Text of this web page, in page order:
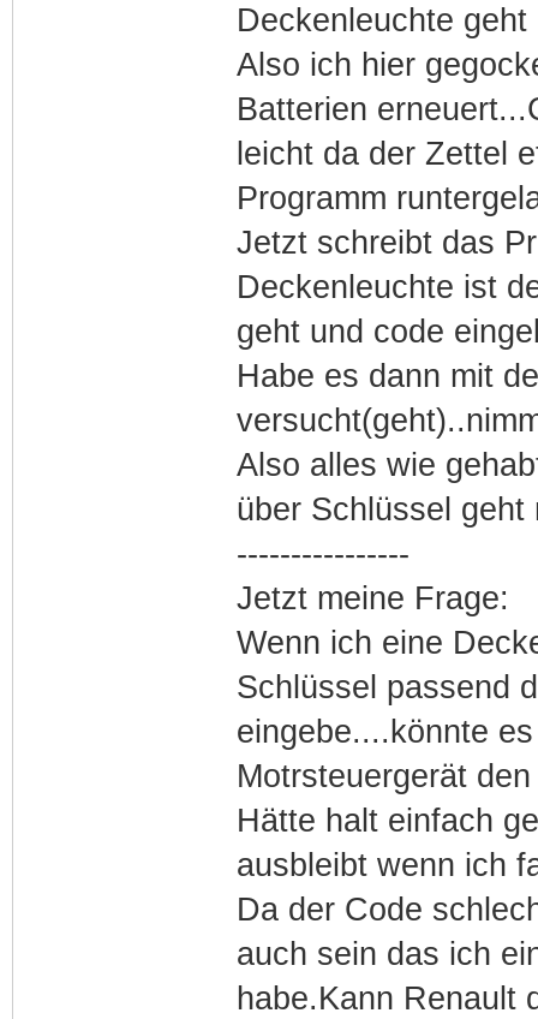
Deckenleuchte
Also ich hier
Batterien
leicht da der Zettel
Programm
Jetzt schreibt das
Deckenleuchte ist
geht und code
Habe es dann mit
Also alles wie
über Schlüssel geht
----------------
Jetzt meine Frage:
Wenn ich eine
Schlüssel passend
eingebe....könnte
Motrsteuergerät
Hätte halt einfach
ausbleibt wenn ich
Da der Code
auch sein das ich
habe.Kann Renault